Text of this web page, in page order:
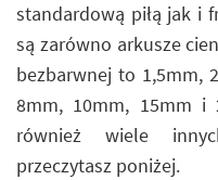
standardową piłą jak i
są zarówno arkusze
bezbarwnej to 1,5mm,
8mm, 10mm, 15mm i
również wiele
przeczytasz poniżej.